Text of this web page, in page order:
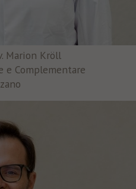
Marion Kröll
e Complementare